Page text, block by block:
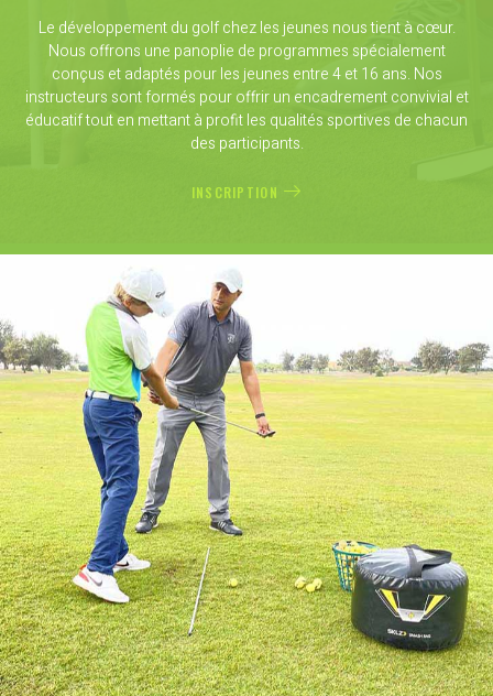
Le développement du golf chez les jeunes nous tient à cœur.
Nous offrons une panoplie de programmes spécialement
conçus et adaptés pour les jeunes entre 4 et 16 ans. Nos
instructeurs sont formés pour offrir un encadrement convivial et
éducatif tout en mettant à profit les qualités sportives de chacun
des participants.
INSCRIPTION